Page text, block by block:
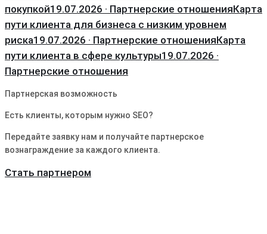
покупкой19.07.2026 · Партнерские отношенияКарта
пути клиента для бизнеса с низким уровнем
риска19.07.2026 · Партнерские отношенияКарта
пути клиента в сфере культуры19.07.2026 ·
Партнерские отношения
Партнерская возможность
Есть клиенты, которым нужно SEO?
Передайте заявку нам и получайте партнерское
вознаграждение за каждого клиента.
Стать партнером